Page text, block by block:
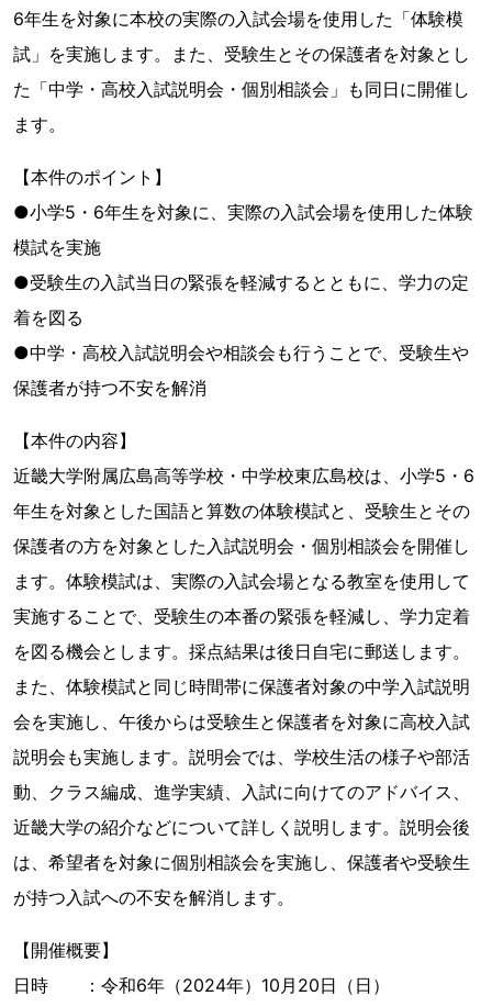
6年生を対象に本校の実際の入試会場を使用した「体験模
試」を実施します。また、受験生とその保護者を対象とし
た「中学・高校入試説明会・個別相談会」も同日に開催し
ます。
【本件のポイント】
●小学5・6年生を対象に、実際の入試会場を使用した体験
模試を実施
●受験生の入試当日の緊張を軽減するとともに、学力の定
着を図る
●中学・高校入試説明会や相談会も行うことで、受験生や
保護者が持つ不安を解消
【本件の内容】
近畿大学附属広島高等学校・中学校東広島校は、小学5・6
年生を対象とした国語と算数の体験模試と、受験生とその
保護者の方を対象とした入試説明会・個別相談会を開催し
ます。体験模試は、実際の入試会場となる教室を使用して
実施することで、受験生の本番の緊張を軽減し、学力定着
を図る機会とします。採点結果は後日自宅に郵送します。
また、体験模試と同じ時間帯に保護者対象の中学入試説明
会を実施し、午後からは受験生と保護者を対象に高校入試
説明会も実施します。説明会では、学校生活の様子や部活
動、クラス編成、進学実績、入試に向けてのアドバイス、
近畿大学の紹介などについて詳しく説明します。説明会後
は、希望者を対象に個別相談会を実施し、保護者や受験生
が持つ入試への不安を解消します。
【開催概要】
日時 ：令和6年（2024年）10月20日（日）